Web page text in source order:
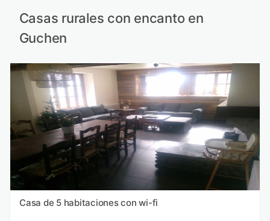
Casas rurales con encanto en
Guchen
Casa de 5 habitaciones con wi-fi